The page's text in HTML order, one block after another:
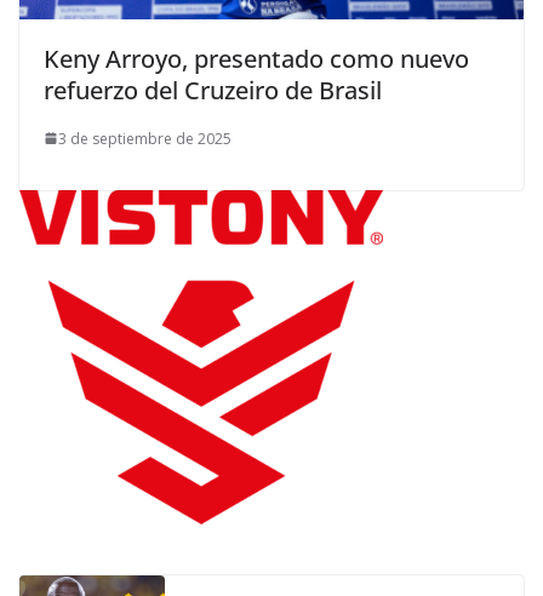
Keny Arroyo, presentado como nuevo
refuerzo del Cruzeiro de Brasil
3 de septiembre de 2025